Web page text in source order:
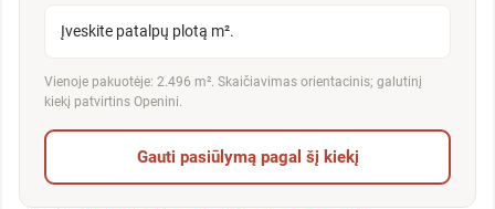
Įveskite patalpų plotą m².
Vienoje pakuotėje: 2.496 m². Skaičiavimas orientacinis; galutinį
kiekį patvirtins Openini.
Gauti pasiūlymą pagal šį kiekį